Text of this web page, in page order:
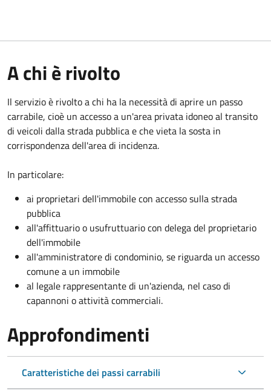
A chi è rivolto
Il servizio è rivolto a chi ha la necessità di aprire un passo
carrabile, cioè un accesso a un'area privata idoneo al transito
di veicoli dalla strada pubblica e che vieta la sosta in
corrispondenza dell'area di incidenza.
In particolare:
ai proprietari dell'immobile con accesso sulla strada
pubblica
all'affittuario o usufruttuario con delega del proprietario
dell'immobile
all'amministratore di condominio, se riguarda un accesso
comune a un immobile
al legale rappresentante di un'azienda, nel caso di
capannoni o attività commerciali.
Approfondimenti
Caratteristiche dei passi carrabili